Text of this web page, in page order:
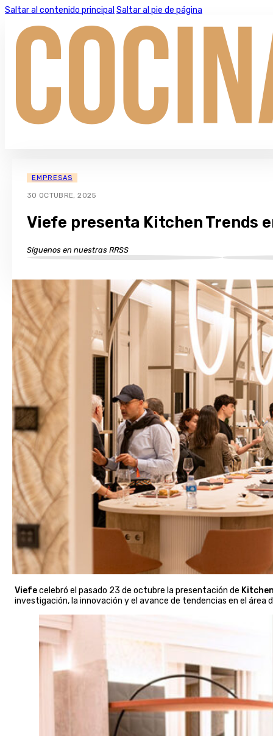
Saltar al contenido principal Saltar al pie de página
EMPRESAS
30 OCTUBRE, 2025
Viefe presenta Kitchen Trends
Síguenos en nuestras RRSS
Viefecelebró el pasado 23 de octubre la presentación de
investigación, la innovación y el avance de tendencias en el área